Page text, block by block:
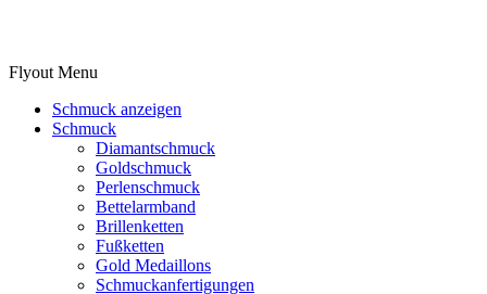
Flyout Menu
Schmuck anzeigen
Schmuck
Diamantschmuck
Goldschmuck
Perlenschmuck
Bettelarmband
Brillenketten
Fußketten
Gold Medaillons
Schmuckanfertigungen